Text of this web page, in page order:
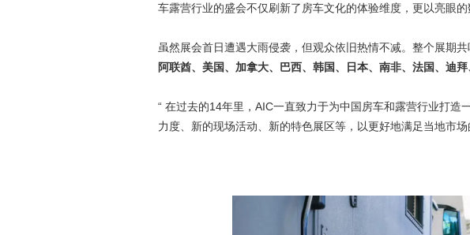
车露营行业的盛会不仅刷新了房车文化的体验维度，更以亮眼的
虽然展会首日遭遇大雨侵袭，但观众依旧热情不减。整个展期共
阿联酋、美国、加拿大、巴西、韩国、日本、南非、法国、迪
“ 在过去的14年里，AIC一直致力于为中国房车和露营行业打
力度、新的现场活动、新的特色展区等，以更好地满足当地市场